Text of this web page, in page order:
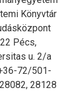
Könyvtár
Pécs,
u. 2/a
72/501-
28128